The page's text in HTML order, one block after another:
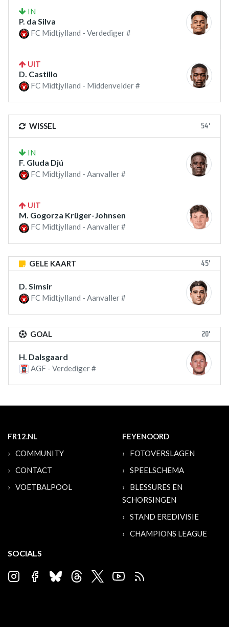
IN
P. da Silva
FC Midtjylland - Verdediger #
UIT
D. Castillo
FC Midtjylland - Middenvelder #
WISSEL 54'
IN
F. Gluda Djú
FC Midtjylland - Aanvaller #
UIT
M. Gogorza Krüger-Johnsen
FC Midtjylland - Aanvaller #
GELE KAART 45'
D. Simsir
FC Midtjylland - Aanvaller #
GOAL 20'
H. Dalsgaard
AGF - Verdediger #
FR12.NL
COMMUNITY
CONTACT
VOETBALPOOL
FEYENOORD
FOTOVERSLAGEN
SPEELSCHEMA
BLESSURES EN
SCHORSINGEN
STAND EREDIVISIE
CHAMPIONS LEAGUE
SOCIALS